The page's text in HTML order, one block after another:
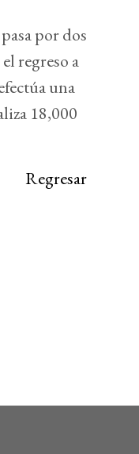
por dos
regreso a
una
18,000
Regresar